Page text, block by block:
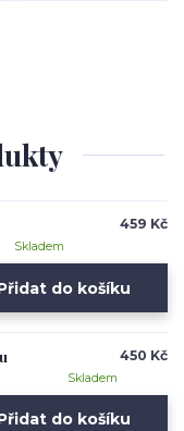
459 Kč
Skladem
do košíku
450 Kč
Skladem
do košíku